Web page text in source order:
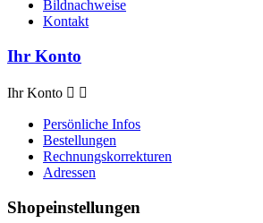
Bildnachweise
Kontakt
Ihr Konto
Ihr Konto  
Persönliche Infos
Bestellungen
Rechnungskorrekturen
Adressen
Shopeinstellungen